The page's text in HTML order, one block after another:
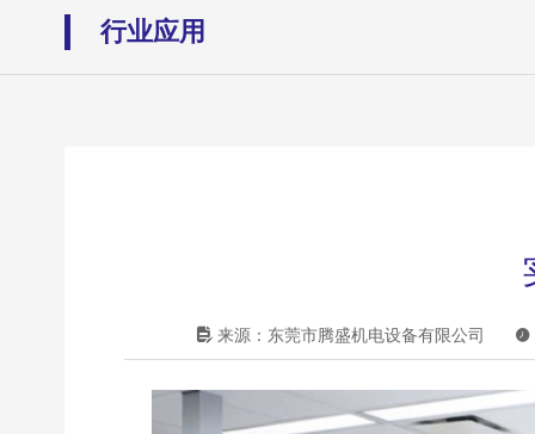
行业应用
来源：东莞市腾盛机电设备有限公司 